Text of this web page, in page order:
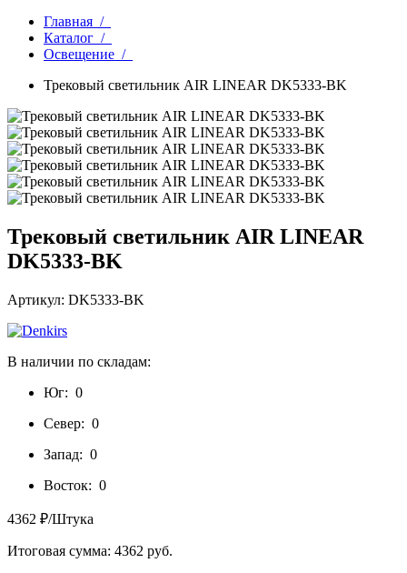
Главная /
Каталог /
Освещение /
Трековый светильник AIR LINEAR DK5333-BK
Трековый светильник AIR LINEAR
DK5333-BK
Артикул: DK5333-BK
В наличии по складам:
Юг: 0
Север: 0
Запад: 0
Восток: 0
4362 ₽/Штука
Итоговая сумма: 4362 руб.